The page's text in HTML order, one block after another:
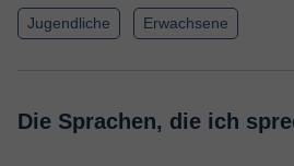
Jugendliche Erwachsene
Die Sprachen, die ich